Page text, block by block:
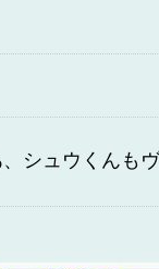
シュウくんも